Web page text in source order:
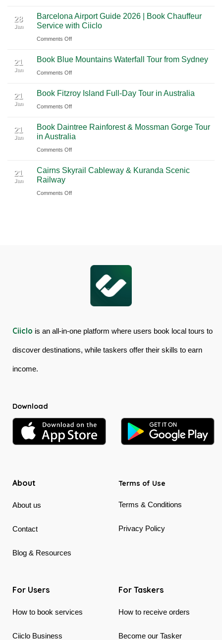
Playa
del
Carmen
Tulum
International
Airport
(BNA)
2026
Guide
to
Pudong
International
(PVG)
28
Jan
Barcelona Airport Guide 2026 | Book Chauffeur
Service with Ciiclo
Comments Offon
Airport
Guide
|
Book
Service
with
Ciiclo
21
Jan
Book Blue Mountains Waterfall Tour from Sydney
Comments Offon
Blue
Mountains
Tour
from
Sydney
21
Jan
Book Fitzroy Island Full-Day Tour in Australia
Comments Offon
Fitzroy
Island
Full-
Tour
Australia
21
Jan
Book Daintree Rainforest & Mossman Gorge Tour
in Australia
Comments Offon
Daintree
&
21
Jan
Cairns Skyrail Cableway & Kuranda Scenic
Railway
Comments Offon
Ciiclo is an all-in-one platform where users book local tours to
discover destinations, while taskers offer their skills to earn
income.
Download
About
About us
Contact
Blog & Resources
Terms of Use
Terms & Conditions
Privacy Policy
For Users
How to book services
Ciiclo Business
For Taskers
How to receive orders
Become our Tasker